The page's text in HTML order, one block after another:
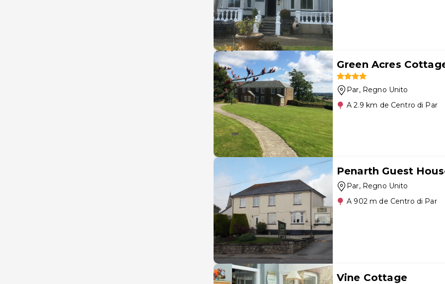
Green Acres
Par, Regno Unito
A 2.9 km de Centro di Par
Penarth Guest
Par, Regno Unito
A 902 m de Centro di Par
Vine Cottage